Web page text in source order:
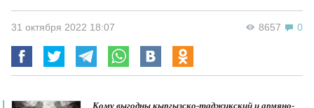
8657 0
31 октября 2022 18:07
Кому выгодны кыргызско-таджикский и армяно-